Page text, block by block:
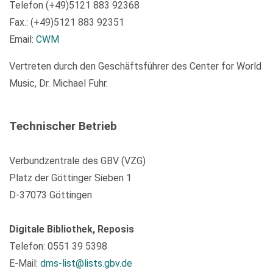
Telefon (+49)5121 883 92368
Fax.: (+49)5121 883 92351
Email: CWM
Vertreten durch den Geschäftsführer des Center for World
Music, Dr. Michael Fuhr.
Technischer Betrieb
Verbundzentrale des GBV (VZG)
Platz der Göttinger Sieben 1
D-37073 Göttingen
Digitale Bibliothek, Reposis
Telefon: 0551 39 5398
E-Mail: dms-list@lists.gbv.de